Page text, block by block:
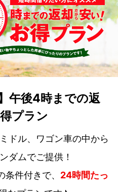
午後4時までの返
プラン
ドル、ワゴン車の中から
ダムでご提供！
条件付きで、 24時間たっ